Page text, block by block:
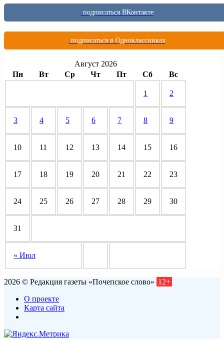
подписаться ВКонтакте
подписаться в Одноклассниках
Август 2026
Пн
Вт Ср Чт Пт Сб Вс
« Июл
1 2
3 4 5 6 7 8 9
10 11 12 13 14 15 16
17 18 19 20 21 22 23
24 25 26 27 28 29 30
31
2026 © Редакция газеты «Почепское слово» 12+
О проекте
Карта сайта